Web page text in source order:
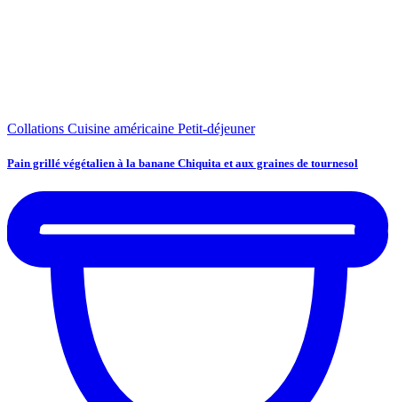
Collations Cuisine américaine Petit-déjeuner
Pain grillé végétalien à la banane Chiquita et aux graines de tournesol